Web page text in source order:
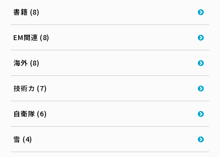
書籍 (8)
EM関連 (8)
海外 (8)
技術カ (7)
自衛隊 (6)
雪 (4)